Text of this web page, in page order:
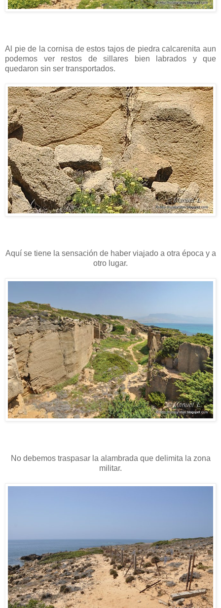
Al pie de la cornisa de estos tajos de piedra calcarenita aun
podemos ver restos de sillares bien labrados y que
quedaron sin ser transportados.
Aquí se tiene la sensación de haber viajado a otra época y a
otro lugar.
No debemos traspasar la alambrada que delimita la zona
militar.